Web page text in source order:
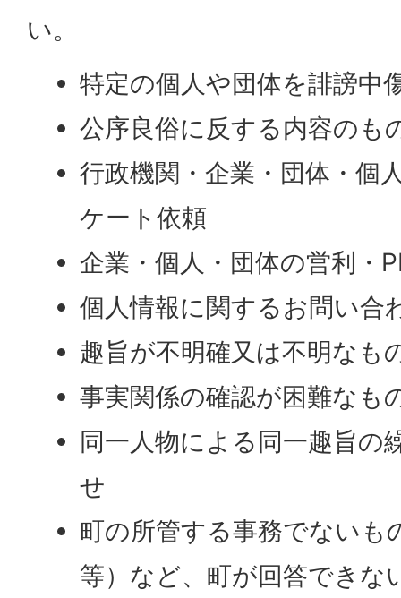
い。
特定の個人や団体を誹謗中
公序良俗に反する内容のも
行政機関・企業・団体・個
ケート依頼
企業・個人・団体の営利・
個人情報に関するお問い合
趣旨が不明確又は不明なも
事実関係の確認が困難なも
同一人物による同一趣旨の
せ
町の所管する事務でないも
等）など、町が回答できな